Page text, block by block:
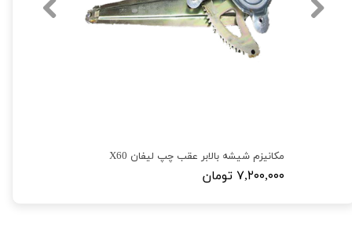
مکانیزم شیشه بالابر عقب چپ لیفان X60
۷,۲۰۰,۰۰۰ تومان